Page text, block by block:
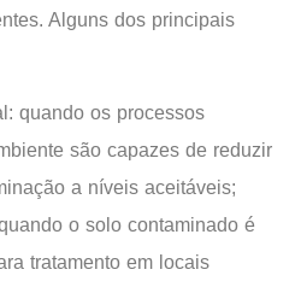
Alguns dos principais
quando os processos
são capazes de reduzir
a níveis aceitáveis;
o solo contaminado é
tratamento em locais